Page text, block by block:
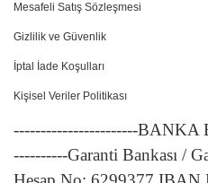
Mesafeli Satış Sözleşmesi
Gizlilik ve Güvenlik
İptal İade Koşulları
Kişisel Veriler Politikası
-----------------------
----------Garanti Bankası /